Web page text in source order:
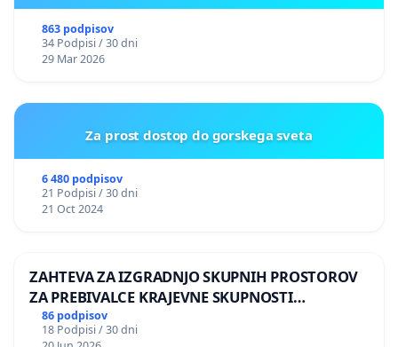
863 podpisov
34 Podpisi / 30 dni
29 Mar 2026
Za prost dostop do gorskega sveta
6 480 podpisov
21 Podpisi / 30 dni
21 Oct 2024
ZAHTEVA ZA IZGRADNJO SKUPNIH PROSTOROV
ZA PREBIVALCE KRAJEVNE SKUPNOSTI
PRESTRANEK
86 podpisov
18 Podpisi / 30 dni